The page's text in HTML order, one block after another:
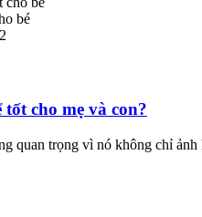
bé
cho mẹ và con?
quan trọng vì nó không chỉ